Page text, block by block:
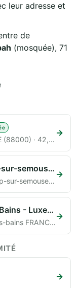
leur adresse et
de
(mosquée), 71
6, Rue Emile Zola 88000 Epinal FRANCE (88000) · 42,3 km
→
Mosquée Arrahmane - Saint-loup-sur-semouse
33 rue des Ballastières 70800 Saint-loup-sur-semouse France (70800) · 44,1 km
→
Mosquée Assalam de Luxeuil Les Bains - Luxeuil-les-bains
21 rue Anatole France 70300 Luxeuil-les-bains FRANCE (70300) · 53,3 km
→
→